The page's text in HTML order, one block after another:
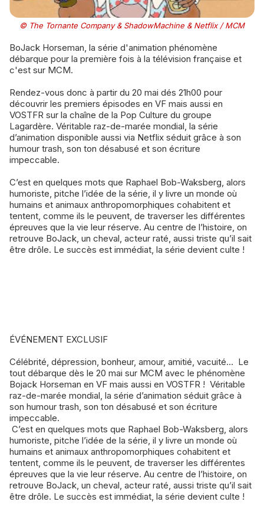
© The Tornante Company & ShadowMachine & Netflix / MCM
BoJack Horseman, la série d'animation phénomène
débarque pour la première fois à la télévision française et
c'est sur MCM.
Rendez-vous donc à partir du 20 mai dés 21h00 pour
découvrir les premiers épisodes en VF mais aussi en
VOSTFR sur la chaîne de la Pop Culture du groupe
Lagardère. Véritable raz-de-marée mondial, la série
d’animation disponible aussi via Netflix séduit grâce à son
humour trash, son ton désabusé et son écriture
impeccable.
C’est en quelques mots que Raphael Bob-Waksberg, alors
humoriste, pitche l’idée de la série, il y livre un monde où
humains et animaux anthropomorphiques cohabitent et
tentent, comme ils le peuvent, de traverser les différentes
épreuves que la vie leur réserve. Au centre de l’histoire, on
retrouve BoJack, un cheval, acteur raté, aussi triste qu’il sait
être drôle. Le succès est immédiat, la série devient culte !
ÉVÉNEMENT EXCLUSIF
Célébrité, dépression, bonheur, amour, amitié, vacuité… Le
tout débarque dès le 20 mai sur MCM avec le phénomène
Bojack Horseman en VF mais aussi en VOSTFR ! Véritable
raz-de-marée mondial, la série d’animation séduit grâce à
son humour trash, son ton désabusé et son écriture
impeccable.
C’est en quelques mots que Raphael Bob-Waksberg, alors
humoriste, pitche l’idée de la série, il y livre un monde où
humains et animaux anthropomorphiques cohabitent et
tentent, comme ils le peuvent, de traverser les différentes
épreuves que la vie leur réserve. Au centre de l’histoire, on
retrouve BoJack, un cheval, acteur raté, aussi triste qu’il sait
être drôle. Le succès est immédiat, la série devient culte !